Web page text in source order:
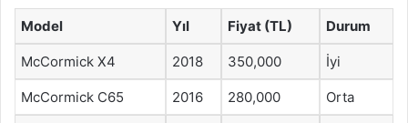
Model Yıl Fiyat (TL) Durum
McCormick X4 2018 350,000 İyi
McCormick C65 2016 280,000 Orta